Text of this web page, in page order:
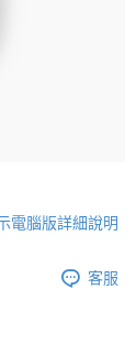
電腦版詳細說明
客服